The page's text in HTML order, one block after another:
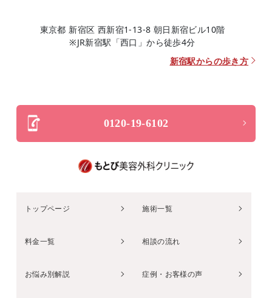
東京都 新宿区 西新宿1-13-8 朝日新宿ビル10階
※JR新宿駅「西口」から徒歩4分
新宿駅からの歩き方
0120-19-6102
トップページ 施術一覧
料金一覧 相談の流れ
お悩み別解説 症例・お客様の声